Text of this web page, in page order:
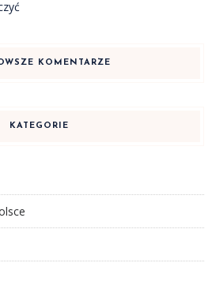
KOMENTARZE
KATEGORIE